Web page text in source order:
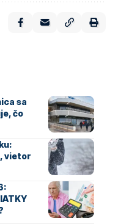
sa
čo
vietor